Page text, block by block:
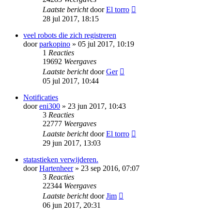
Laatste berichtdoorEl torro
28 jul 2017, 18:15
veel robots die zich registreren
doorparkopino » 05 jul 2017, 10:19
1 Reacties
19692 Weergaves
Laatste berichtdoorGer
05 jul 2017, 10:44
Notificaties
dooreni300 » 23 jun 2017, 10:43
3 Reacties
22777 Weergaves
Laatste berichtdoorEl torro
29 jun 2017, 13:03
statastieken verwijderen.
doorHartenheer» 23 sep 2016, 07:07
3 Reacties
22344 Weergaves
Laatste berichtdoorJim
06 jun 2017, 20:31